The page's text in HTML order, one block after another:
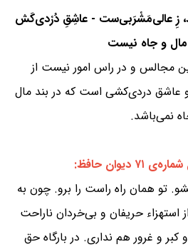
زِ عالی‌مَشْرَبی‌ست - عاشِقِ دُرْدی‌کَش
مال و جاه نیست
مجالس و در راس امور نیست از
عاشق دردی‌کشی است که در بند مال
نمی‌باشد.
دیوان حافظ:
تو همان راه راست را برو. چون به
استهزاء حریفان و بی‌خردان ناراحت
و غرور هم نداری. در بارگاه حق